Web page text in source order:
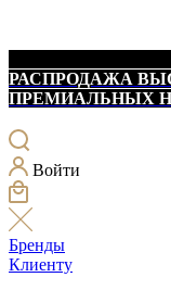
РАСПРОДАЖА
ПРЕМИАЛЬНЫХ
Войти
Бренды
Клиенту